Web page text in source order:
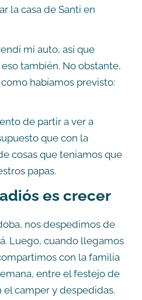
la casa de Santi en
mi auto, así que
también. No obstante,
habíamos previsto:
de partir a ver a
que con la
cosas que teníamos que
papas.
es crecer
nos despedimos de
Luego, cuando llegamos
con la familia
entre el festejo de
el camper y despedidas.